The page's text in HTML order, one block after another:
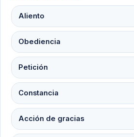
Aliento
Obediencia
Petición
Constancia
Acción de gracias